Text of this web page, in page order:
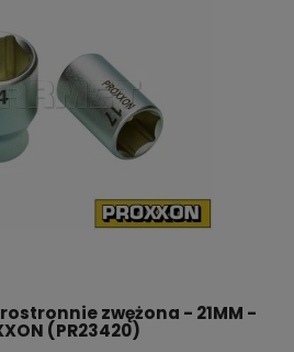
zwężona - 21MM -
(PR23420)